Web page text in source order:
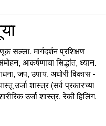
सल्ला, मार्गदर्शन प्रशिक्षण
आकर्षणाचा सिद्धांत, ध्यान.
जप, उपाय. अघोरी विकास -
उर्जा शास्त्र (सर्व प्रकारच्या
उर्जा शास्त्र, रेकी हिलिंग.